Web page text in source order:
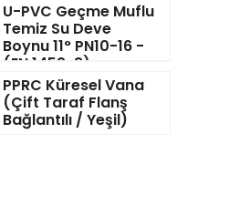
U-PVC Geçme Muflu
Temiz Su Deve
Boynu 11° PN10-16 -
(EN 1452-3)
PPRC Küresel Vana
(Çift Taraf Flanş
Bağlantılı / Yeşil)